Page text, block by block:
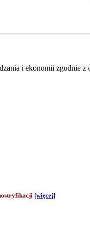
i ekonomii zgodnie
[więcej]